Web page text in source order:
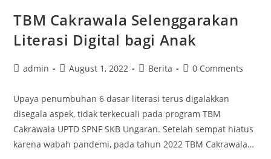
C
TBM Cakrawala Selenggarakan
Literasi Digital bagi Anak
Postadmin
PostAugust 1, 2022
PostBerita
Post0 Comments
Upaya penumbuhan 6 dasar literasi terus digalakkan
disegala aspek, tidak terkecuali pada program TBM
Cakrawala UPTD SPNF SKB Ungaran. Setelah sempat hiatus
karena wabah pandemi, pada tahun 2022 TBM Cakrawala…